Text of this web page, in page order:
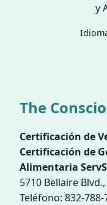
y
The
Certificación de
Certificación de
Alimentaria
5710 Bellaire
Teléfono: 832-788-